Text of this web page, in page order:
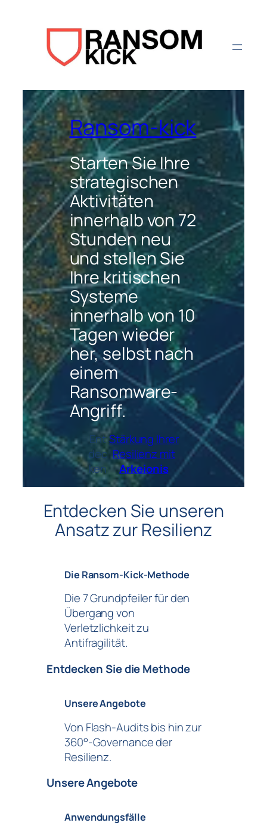
Ransom-kick
Starten Sie Ihre
strategischen
Aktivitäten
innerhalb von 72
Stunden neu
und stellen Sie
Ihre kritischen
Systeme
innerhalb von 10
Tagen wieder
her, selbst nach
einem
Ransomware-
Angriff.
Ent
dec
ken
Stärkung Ihrer
Resilienz mit
Arkeionis
Entdecken Sie unseren
Ansatz zur Resilienz
Die Ransom-Kick-Methode
Die 7 Grundpfeiler für den
Übergang von
Verletzlichkeit zu
Antifragilität.
Entdecken Sie die Methode
Unsere Angebote
Von Flash-Audits bis hin zur
360°-Governance der
Resilienz.
Unsere Angebote
Anwendungsfälle